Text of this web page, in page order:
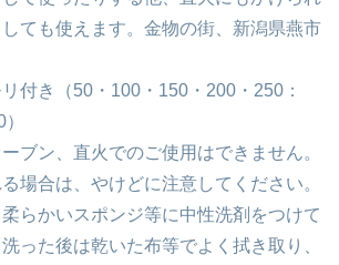
ても使えます。金物の街、新潟県燕市
付き（50・100・150・200・250：
ブン、直火でのご使用はできません。
場合は、やけどに注意してください。
らかいスポンジ等に中性洗剤をつけて
った後は乾いた布等でよく拭き取り、